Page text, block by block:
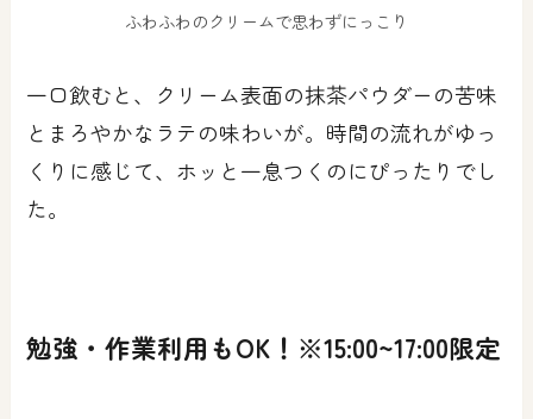
ふわふわのクリームで思わずにっこり
一口飲むと、クリーム表面の抹茶パウダーの苦味
とまろやかなラテの味わいが。時間の流れがゆっ
くりに感じて、ホッと一息つくのにぴったりでし
た。
勉強・作業利用もOK！※15:00~17:00限定